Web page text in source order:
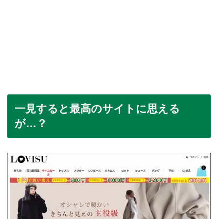
一見すると最高のサイトに思える
が…？